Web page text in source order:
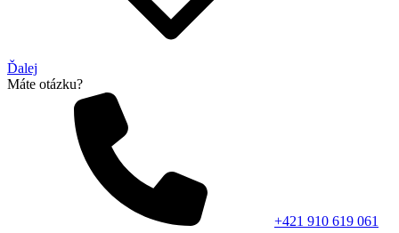
Ďalej
Máte otázku?
+421 910 619 061